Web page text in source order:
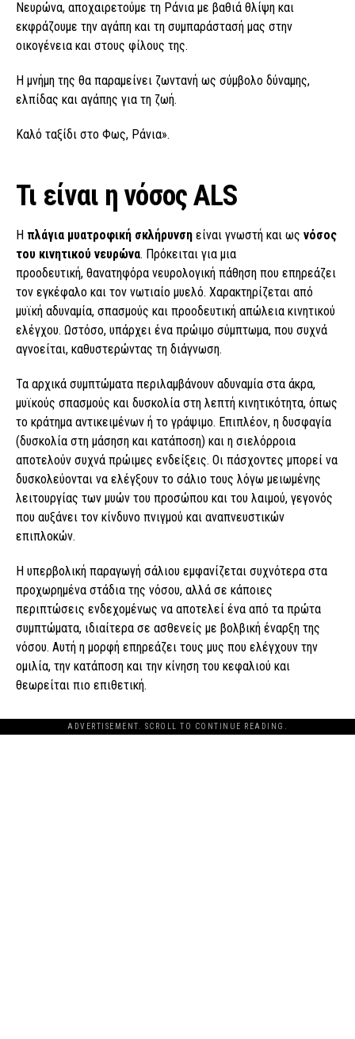
Νευρώνα, αποχαιρετούμε τη Ράνια με βαθιά θλίψη και
εκφράζουμε την αγάπη και τη συμπαράστασή μας στην
οικογένεια και στους φίλους της.
Η μνήμη της θα παραμείνει ζωντανή ως σύμβολο δύναμης,
ελπίδας και αγάπης για τη ζωή.
Καλό ταξίδι στο Φως, Ράνια».
Τι είναι η νόσος ALS
Η πλάγια μυατροφική σκλήρυνση είναι γνωστή και ως νόσος
του κινητικού νευρώνα. Πρόκειται για μια
προοδευτική, θανατηφόρα νευρολογική πάθηση που επηρεάζει
τον εγκέφαλο και τον νωτιαίο μυελό. Χαρακτηρίζεται από
μυϊκή αδυναμία, σπασμούς και προοδευτική απώλεια κινητικού
ελέγχου. Ωστόσο, υπάρχει ένα πρώιμο σύμπτωμα, που συχνά
αγνοείται, καθυστερώντας τη διάγνωση.
Τα αρχικά συμπτώματα περιλαμβάνουν αδυναμία στα άκρα,
μυϊκούς σπασμούς και δυσκολία στη λεπτή κινητικότητα, όπως
το κράτημα αντικειμένων ή το γράψιμο. Επιπλέον, η δυσφαγία
(δυσκολία στη μάσηση και κατάποση) και η σιελόρροια
αποτελούν συχνά πρώιμες ενδείξεις. Οι πάσχοντες μπορεί να
δυσκολεύονται να ελέγξουν το σάλιο τους λόγω μειωμένης
λειτουργίας των μυών του προσώπου και του λαιμού, γεγονός
που αυξάνει τον κίνδυνο πνιγμού και αναπνευστικών
επιπλοκών.
Η υπερβολική παραγωγή σάλιου εμφανίζεται συχνότερα στα
προχωρημένα στάδια της νόσου, αλλά σε κάποιες
περιπτώσεις ενδεχομένως να αποτελεί ένα από τα πρώτα
συμπτώματα, ιδιαίτερα σε ασθενείς με βολβική έναρξη της
νόσου. Αυτή η μορφή επηρεάζει τους μυς που ελέγχουν την
ομιλία, την κατάποση και την κίνηση του κεφαλιού και
θεωρείται πιο επιθετική.
ADVERTISEMENT. SCROLL TO CONTINUE READING.